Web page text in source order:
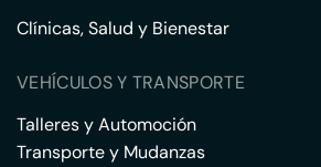
Clínicas, Salud y Bienestar
VEHÍCULOS Y TRANSPORTE
Talleres y Automoción
Transporte y Mudanzas